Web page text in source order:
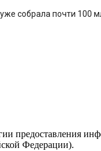
собрала почти 100
предоставления
Федерации).